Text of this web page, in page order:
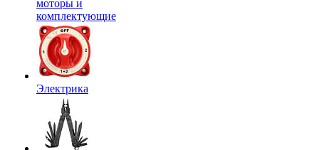
моторы и
комплектующие
Электрика